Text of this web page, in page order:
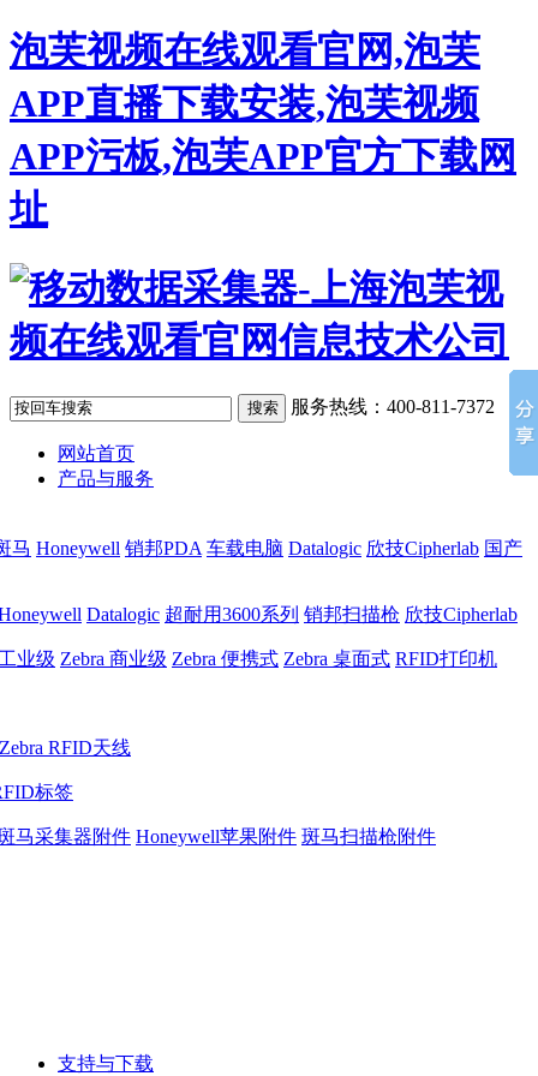
泡芙视频在线观看官网,泡芙
APP直播下载安装,泡芙视频
APP污板,泡芙APP官方下载网
址
服务热线：400-811-7372
网站首页
产品与服务
马 Honeywell 销邦PDA 车载电脑 Datalogic 欣技Cipherlab 国产
Datalogic 超耐用3600系列 销邦扫描枪 欣技Cipherlab
业级 Zebra 商业级 Zebra 便携式 Zebra 桌面式 RFID打印机
Zebra RFID天线
标签
马采集器附件 Honeywell苹果附件 斑马扫描枪附件
支持与下载